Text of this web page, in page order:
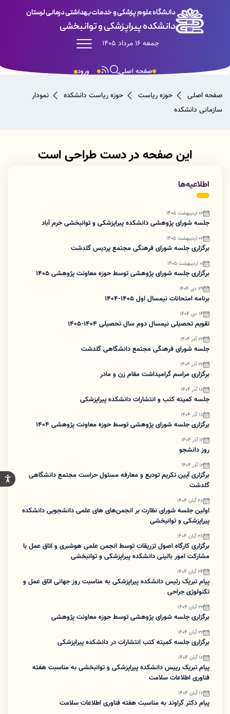
دانشگاه علوم پزشکی و خدمات بهداشتی درمانی لرستان
دانشکده پیراپزشکی و توانبخشی
جمعه 16 مرداد 1405
ورود صفحه اصلی
صفحه اصلی حوزه ریاست حوزه ریاست دانشکده
نمودار
سازمانی دانشکده
این صفحه در دست طراحی است
اطلاعیه‌ها
02 اردیبهشت 1405
جلسه شورای پژوهشی دانشکده پیراپزشکی و توانبخشی خرم آباد
02 اردیبهشت 1405
برگزاری جلسه شورای فرهنگی مجتمع پردیس گلدشت
01 اردیبهشت 1405
برگزاری جلسه شورای پژوهشی توسط حوزه معاونت پژوهشی ۱۴۰۵
29 دی 1404
برنامه امتحانات نیمسال اول 1405-1404
14 دی 1404
تقویم تحصیلی نیمسال دوم سال تحصیلی 1404-1405
22 آذر 1404
جلسه شورای فرهنگی مجتمع دانشگاهی گلدشت
22 آذر 1404
برگزاری مراسم گرامیداشت مقام زن و مادر
18 آذر 1404
جلسه کمیته کتب و انتشارات دانشکده پیراپزشکی
18 آذر 1404
برگزاری جلسه شورای پژوهشی توسط حوزه معاونت پژوهشی ۱۴۰۴
16 آذر 1404
روز دانشجو
12 آذر 1404
برگزاری آیین تکریم تودیع و معارفه مسئول حراست مجتمع دانشگاهی
گلدشت
28 آبان 1404
اولین جلسه شورای نظارت بر انجمن‌های های علمی دانشجویی دانشکده
پیراپزشکی و توانبخشی
28 آبان 1404
برگزاری کارگاه اصول تزریقات توسط انجمن علمی هوشبری و اتاق عمل با
مشارکت امور بالینی دانشکده پیراپزشکی و توانبخشی
24 آبان 1404
پیام تبریک رئیس دانشکده پیراپزشکی به مناسبت روز جهانی اتاق عمل و
تکنولوژی جراحی
22 آبان 1404
برگزاری جلسه شورای پژوهشی توسط حوزه معاونت پژوهشی
22 آبان 1404
برگزاری جلسه کمیته کتب انتشارات در دانشکده پیراپزشکی
18 آبان 1404
پیام تبریک رییس دانشکده پیراپزشکی و توانبخشی به مناسبت هفته
فناوری اطلاعات سلامت
17 آبان 1404
پیام دکتر گراوند به مناسبت هفته فناوری اطلاعات سلامت